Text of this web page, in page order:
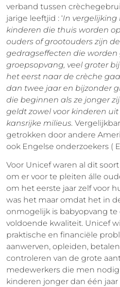
verband tussen
jarige leeftjid : ‘In
kinderen die thuis worden
ouders of grootouders zijn
gedragseffecten die
groepsopvang, veel groter
het eerst naar de crèche
dan twee jaar en bijzonder
die beginnen als ze jonger
geldt zowel voor kinderen
kansrijke milieus.
getrokken door andere
ook Engelse onderzoekers (
Voor Unicef waren al dit
om er voor te pleiten álle
om het eerste jaar zelf voor
was het maar omdat het in
onmogelijk is babyopvang te
voldoende kwaliteit. Unicef
praktische en financiële
aanwerven, opleiden,
controleren van de grote
medewerkers die men
kinderen jonger dan één